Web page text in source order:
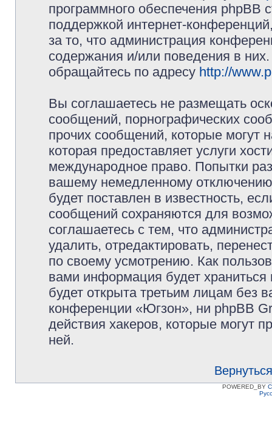
программного обеспечения phpBB
поддержкой интернет-
за то, что администрация
содержания и/или поведения в
обращайтесь по адресу http://
Вы соглашаетесь не размещать
сообщений, порнографических
прочих сообщений, которые могут
которая предоставляет услуги
международное право. Попытки
вашему немедленному
будет поставлен в известность,
сообщений сохраняются для
соглашаетесь с тем, что
удалить, отредактировать,
по своему усмотрению. Как
вами информация будет
будет открыта третьим лицам без
конференции «Югзон», ни phpBB
действия хакеров, которые могут
ней.
POWERED_BY